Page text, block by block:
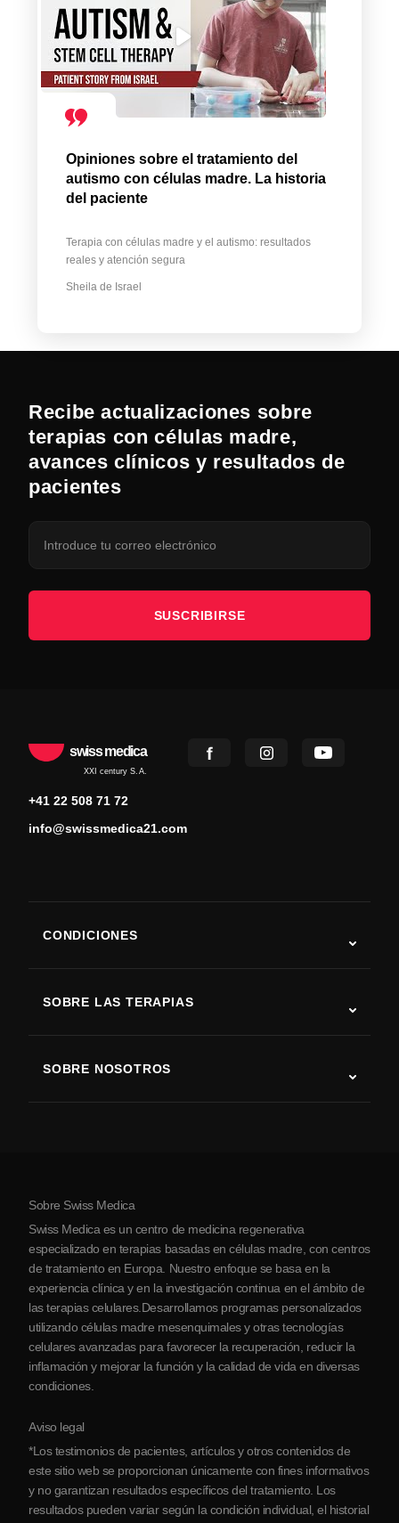
Opiniones sobre el tratamiento del
autismo con células madre. La historia
del paciente
Terapia con células madre y el autismo: resultados
reales y atención segura
Sheila de Israel
Recibe actualizaciones sobre
terapias con células madre,
avances clínicos y resultados de
pacientes
SUSCRIBIRSE
swiss medica
XXI century S.A.
+41 22 508 71 72
info@swissmedica21.com
CONDICIONES
Enfermedad de Parkinson
Artritis
SOBRE LAS TERAPIAS
SOBRE NOSOTROS
Sobre Serbia
Colaboraciones
Sobre Swiss Medica
Swiss Medica es un centro de medicina regenerativa
especializado en terapias basadas en células madre, con centros
de tratamiento en Europa. Nuestro enfoque se basa en la
experiencia clínica y en la investigación continua en el ámbito de
las terapias celulares.Desarrollamos programas personalizados
utilizando células madre mesenquimales y otras tecnologías
celulares avanzadas para favorecer la recuperación, reducir la
inflamación y mejorar la función y la calidad de vida en diversas
condiciones.
Aviso legal
*Los testimonios de pacientes, artículos y otros contenidos de
este sitio web se proporcionan únicamente con fines informativos
y no garantizan resultados específicos del tratamiento. Los
resultados pueden variar según la condición individual, el historial